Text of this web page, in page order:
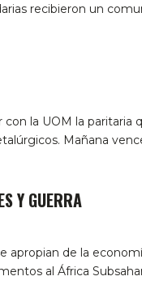
recibieron un
la UOM la paritaria
Mañana
Y GUERRA
apropian de la
al África